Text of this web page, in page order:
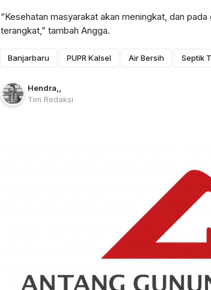
“Kesehatan masyarakat akan meningkat, dan
terangkat,” tambah Angga.
Banjarbaru PUPR Kalsel Air Bersih Septik
Hendra
Tim Redaksi